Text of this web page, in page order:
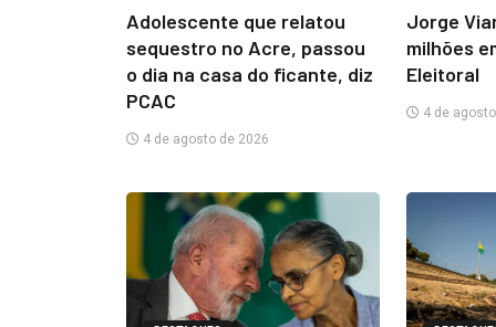
Adolescente que relatou
sequestro no Acre, passou
o dia na casa do ficante, diz
PCAC
4 de agosto de 2026
Jorge
milhões
Eleitoral
4 de